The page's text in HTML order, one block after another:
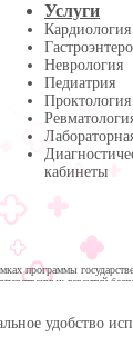
удобство
Услуги
Кардиология
Неврология
Педиатрия
Проктология
кабинеты
программы
гарантий
клиника в